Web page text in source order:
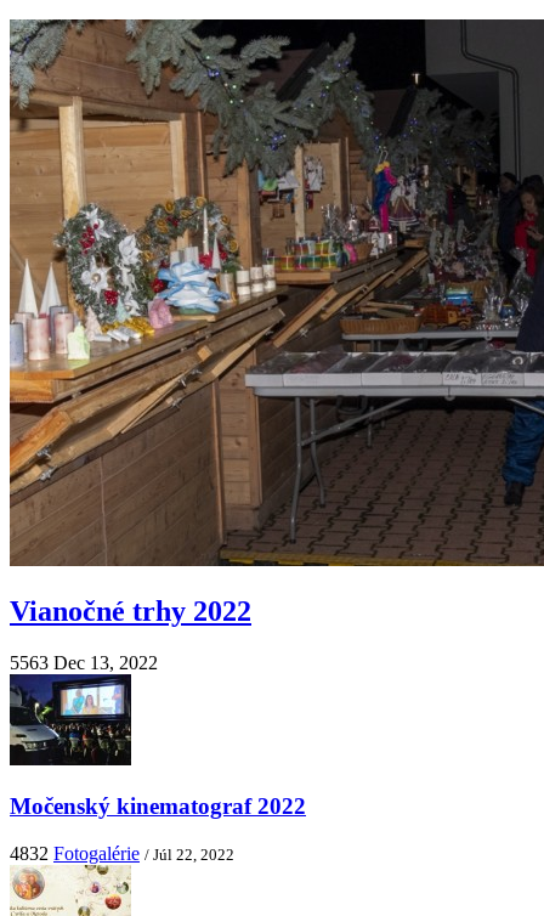
Vianočné trhy 2022
5563 Dec 13, 2022
Močenský kinematograf 2022
4832 Fotogalérie / Júl 22, 2022